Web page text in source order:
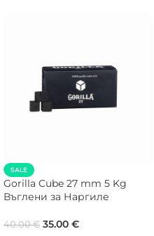
SALE
Gorilla Cube 27 mm 5 Kg
Въглени за Наргиле
40.00€ 35.00 €